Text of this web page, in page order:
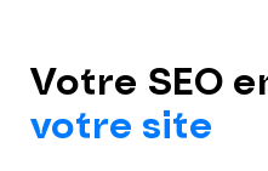
Votre SEO
votre site